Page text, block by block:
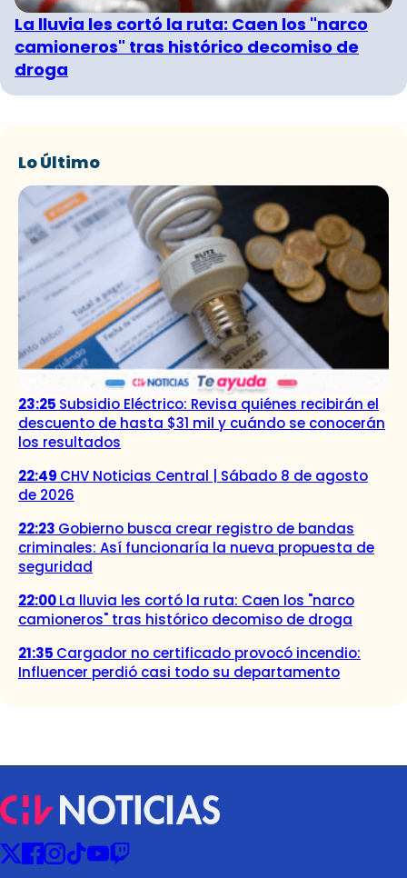
La lluvia les cortó la ruta: Caen los "narco
camioneros" tras histórico decomiso de
droga
Lo Último
23:25 Subsidio Eléctrico: Revisa quiénes recibirán el
descuento de hasta $31 mil y cuándo se conocerán
los resultados
22:49 CHV Noticias Central | Sábado 8 de agosto
de 2026
22:23 Gobierno busca crear registro de bandas
criminales: Así funcionaría la nueva propuesta de
seguridad
22:00La lluvia les cortó la ruta: Caen los "narco
camioneros" tras histórico decomiso de droga
21:35 Cargador no certificado provocó incendio:
Influencer perdió casi todo su departamento